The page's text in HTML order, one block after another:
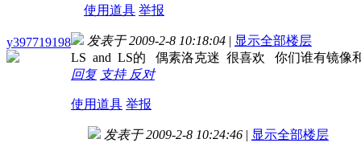
使用道具 举报
y397719198 发表于 2009-2-8 10:18:04 | 显示全部楼层
LS and LS的 偶素洛克迷 很喜欢 你们谁有镜像
回复 支持 反对
使用道具 举报
发表于 2009-2-8 10:24:46 | 显示全部楼层